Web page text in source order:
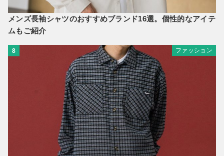
メンズ長袖シャツのおすすめブランド16選。個性的なアイテ
ムもご紹介
8 ファッション